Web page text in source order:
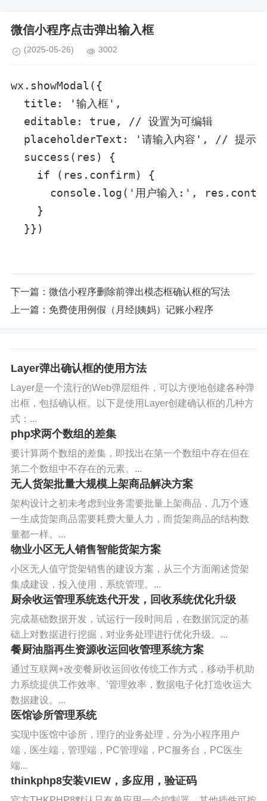
微信小程序点击弹出输入框
(2025-05-26) 3002
wx.showModal({
title: '输入框',
editable: true, // 设置为可编辑
placeholderText: '请输入内容', // 提示文
success(res) {
if (res.confirm) {
console.log('用户输入:',
}
}})
下一篇： 微信小程序删除前弹出模态框确认框的写法
上一篇： 免费使用例假（月经|姨妈）记账小程序
Layer弹出确认框的使用方法
Layer是一个流行的Web弹层组件，可以方便地创建各种弹
出框，包括确认框。以下是使用Layer创建确认框的几种方
式：...
php求两个数组的差集
要计算两个数组的差集，即找出在第一个数组中存在但在
第二个数组中不存在的元素。...
无人货架批量大规模上架商品解决方案
架构设计之初未考虑到业务需要批量上架商品，几万个逐
一生成货架商品需要耗费大量人力，而货架商品的结构数
量都一样。...
物业小区无人销售智能货架方案
小区无人值守货架销售的建设方案，从三个方面阐述货架
集成建设，投入使用，系统管理。...
厨余收运管理系统迭代开发，回收系统优化升级
完成基础数据开发，试运行一段时间后，在数据沉淀的基
础上对数据进行挖掘，对业务处理进行优化升级。...
餐厨油脂再生资源收运回收管理系统方案
通过互联网+改变餐厨收运回收传统工作方式，移动手机助
力系统提供工作效率、’管理效率，数据电子化打造收运大
数据建设。...
医馆诊所管理系统
实现中医馆中诊所，理疗的业务处理，分为小程序用户
端，医生端，管理端，PC管理端，PC服务台，PC医生
端...
thinkphp8安装VIEW，多应用，验证码